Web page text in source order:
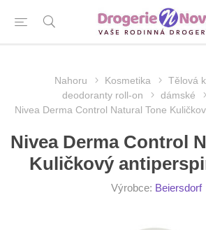
Nahoru Kosmetika
Tělová
deodoranty roll-on
dámské
Nivea Derma Control Natural Tone
Nivea Derma Control
Kuličkový
Výrobce: Beiersdorf